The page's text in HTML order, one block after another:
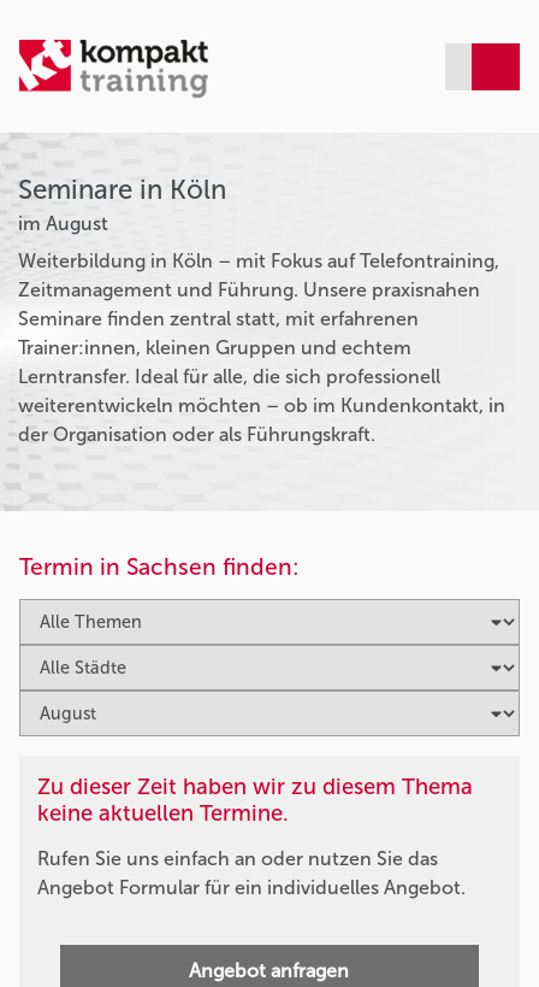
Seminare in Köln
im August
Weiterbildung in Köln – mit Fokus auf Telefontraining,
Zeitmanagement und Führung. Unsere praxisnahen
Seminare finden zentral statt, mit erfahrenen
Trainer:innen, kleinen Gruppen und echtem
Lerntransfer. Ideal für alle, die sich professionell
weiterentwickeln möchten – ob im Kundenkontakt, in
der Organisation oder als Führungskraft.
Termin in Sachsen finden:
Zu dieser Zeit haben wir zu diesem Thema
keine aktuellen Termine.
Rufen Sie uns einfach an oder nutzen Sie das
Angebot Formular für ein individuelles Angebot.
Angebot anfragen